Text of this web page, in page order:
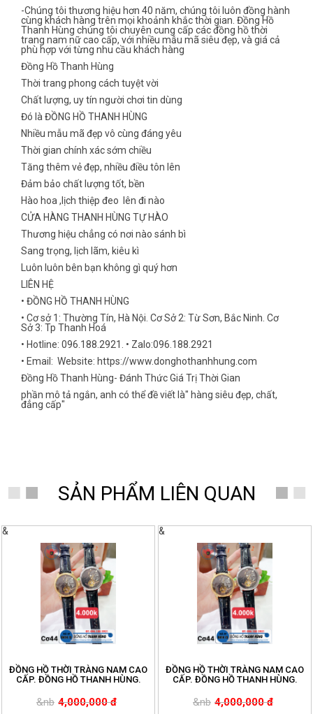
-Chúng tôi thương hiệu hơn 40 năm, chúng tôi luôn đồng hành
cùng khách hàng trên mọi khoảnh khắc thời gian. Đồng Hồ
Thanh Hùng chúng tôi chuyên cung cấp các đồng hồ thời
trang nam nữ cao cấp, với nhiều mẫu mã siêu đẹp, và giá cả
phù hợp với từng nhu cầu khách hàng
Đồng Hồ Thanh Hùng
Thời trang phong cách tuyệt vời
Chất lượng, uy tín người chơi tin dùng
Đó là ĐỒNG HỒ THANH HÙNG
Nhiều mẫu mã đẹp vô cùng đáng yêu
Thời gian chính xác sớm chiều
Tăng thêm vẻ đẹp, nhiều điều tôn lên
Đảm bảo chất lượng tốt, bền
Hào hoa ,lịch thiệp đeo lên đi nào
CỬA HÀNG THANH HÙNG TỰ HÀO
Thương hiệu chẳng có nơi nào sánh bì
Sang trọng, lịch lãm, kiêu kì
Luôn luôn bên bạn không gì quý hơn
LIÊN HỆ
• ĐỒNG HỒ THANH HÙNG
• Cơ sở 1: Thường Tín, Hà Nội. Cơ Sở 2: Từ Sơn, Bắc Ninh. Cơ
Sở 3: Tp Thanh Hoá
• Hotline: 096.188.2921. • Zalo:096.188.2921
• Email: Website: https://www.donghothanhhung.com
Đồng Hồ Thanh Hùng- Đánh Thức Giá Trị Thời Gian
phần mô tả ngắn, anh có thể đề viết là" hàng siêu đẹp, chất,
đẳng cấp"
SẢN PHẨM LIÊN QUAN
&
ĐỒNG HỒ THỜI TRÀNG NAM CAO
CẤP. ĐỒNG HỒ THANH HÙNG.
&nb 4,000,000 đ
&
ĐỒNG HỒ THỜI TRÀNG NAM CAO
CẤP. ĐỒNG HỒ THANH HÙNG.
&nb 4,000,000 đ